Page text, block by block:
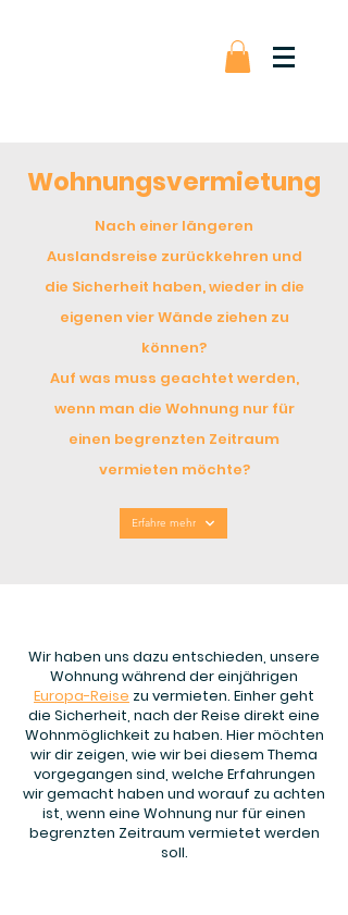
Wohnungsvermietung
Nach einer längeren
Auslandsreise zurückkehren und
die Sicherheit haben, wieder in die
eigenen vier Wände ziehen zu
können?
Auf was muss geachtet werden,
wenn man die Wohnung nur für
einen begrenzten Zeitraum
vermieten möchte?
Erfahre mehr
Wir haben uns dazu entschieden, unsere
Wohnung während der einjährigen
Europa-Reise zu vermieten. Einher geht
die Sicherheit, nach der Reise direkt eine
Wohnmöglichkeit zu haben. Hier möchten
wir dir zeigen, wie wir bei diesem Thema
vorgegangen sind, welche Erfahrungen
wir gemacht haben und worauf zu achten
ist, wenn eine Wohnung nur für einen
begrenzten Zeitraum vermietet werden
soll.